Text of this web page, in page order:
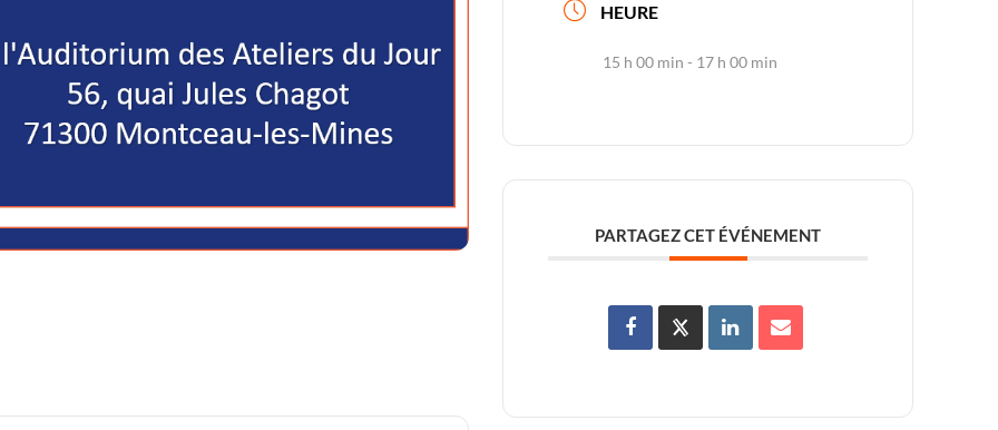
HEURE
15 h 00 min - 17 h 00 min
PARTAGEZ CET ÉVÉNEMENT